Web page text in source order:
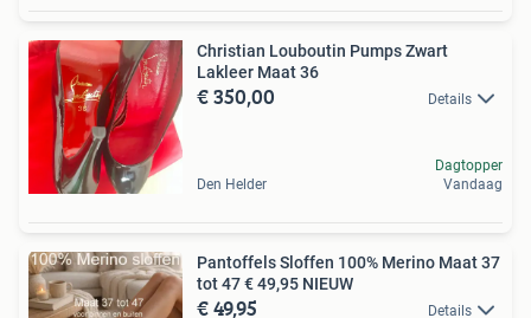
Christian Louboutin Pumps Zwart
Lakleer Maat 36
€ 350,00 Details
Den Helder
Dagtopper
Vandaag
Pantoffels Sloffen 100% Merino Maat 37
tot 47 € 49,95 NIEUW
€ 49,95 Details